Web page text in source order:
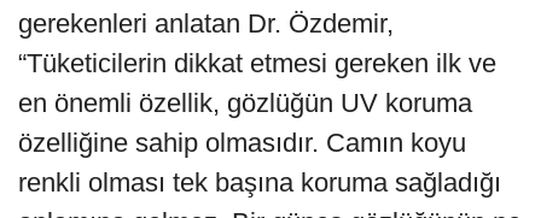
gerekenleri anlatan Dr. Özdemir,
“Tüketicilerin dikkat etmesi gereken ilk ve
en önemli özellik, gözlüğün UV koruma
özelliğine sahip olmasıdır. Camın koyu
renkli olması tek başına koruma sağladığı